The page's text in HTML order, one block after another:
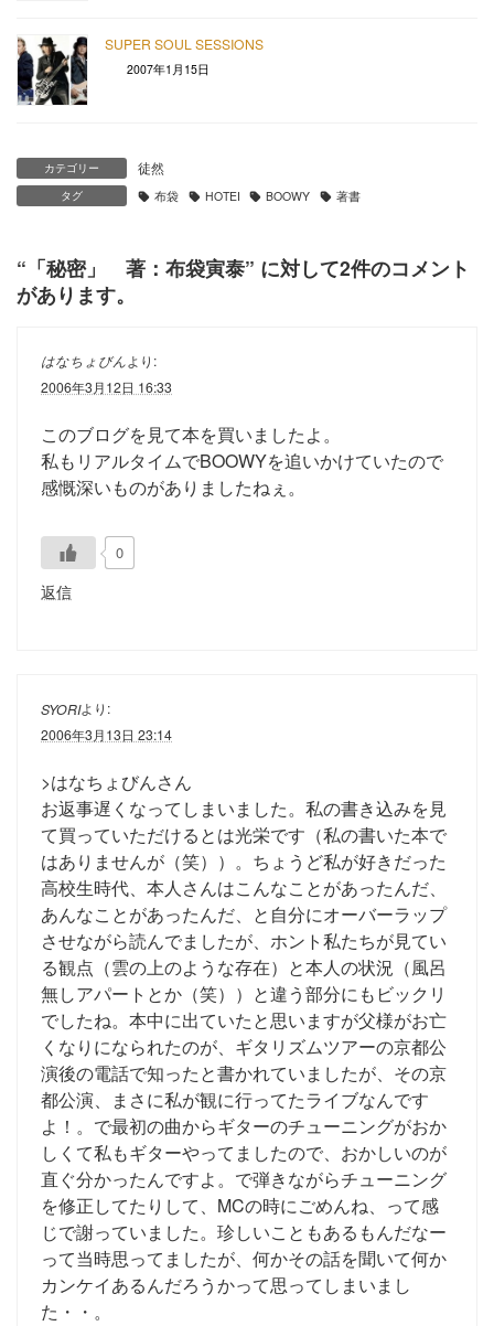
SUPER SOUL SESSIONS
2007年1月15日
カテゴリー 徒然
タグ 布袋 HOTEI BOOWY 著書
“ 「秘密」 著：布袋寅泰” に対して2件のコメント
があります。
はなちょびんより:
2006年3月12日 16:33
このブログを見て本を買いましたよ。
私もリアルタイムでBOOWYを追いかけていたので
感慨深いものがありましたねぇ。
0
返信
SYORIより:
2006年3月13日 23:14
>はなちょびんさん
お返事遅くなってしまいました。私の書き込みを見
て買っていただけるとは光栄です（私の書いた本で
はありませんが（笑））。ちょうど私が好きだった
高校生時代、本人さんはこんなことがあったんだ、
あんなことがあったんだ、と自分にオーバーラップ
させながら読んでましたが、ホント私たちが見てい
る観点（雲の上のような存在）と本人の状況（風呂
無しアパートとか（笑））と違う部分にもビックリ
でしたね。本中に出ていたと思いますが父様がお亡
くなりになられたのが、ギタリズムツアーの京都公
演後の電話で知ったと書かれていましたが、その京
都公演、まさに私が観に行ってたライブなんです
よ！。で最初の曲からギターのチューニングがおか
しくて私もギターやってましたので、おかしいのが
直ぐ分かったんですよ。で弾きながらチューニング
を修正してたりして、MCの時にごめんね、って感
じで謝っていました。珍しいこともあるもんだなー
って当時思ってましたが、何かその話を聞いて何か
カンケイあるんだろうかって思ってしまいまし
た・・。